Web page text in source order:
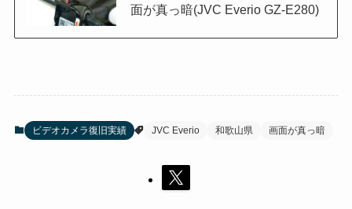
面が真っ暗(JVC Everio GZ-E280)
ビデオカメラ復旧実績 JVC Everio 和歌山県 画面が真っ暗